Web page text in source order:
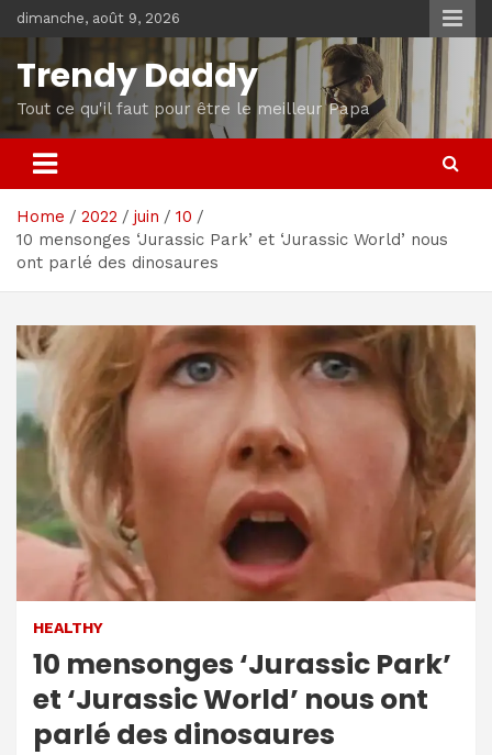
Skip
to
content
dimanche, août 9, 2026
Trendy Daddy
Tout ce qu'il faut pour être le meilleur Papa
Home 2022 juin
10
10 mensonges ‘Jurassic Park’ et ‘Jurassic World’ nous
ont parlé des dinosaures
HEALTHY
10 mensonges ‘Jurassic Park’
et ‘Jurassic World’ nous ont
parlé des dinosaures